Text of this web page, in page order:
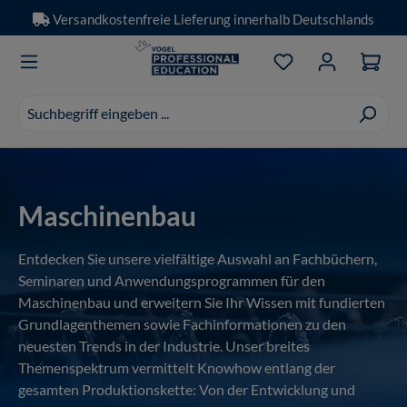
Zum Hauptinhalt springen
Versandkostenfreie Lieferung innerhalb Deutschlands
erscheinen
während
Du hast 0
Maschinenbau
Entdecken Sie unsere vielfältige Auswahl an Fachbüchern,
Seminaren und Anwendungsprogrammen für den
Maschinenbau und erweitern Sie Ihr Wissen mit fundierten
Grundlagenthemen sowie Fachinformationen zu den
neuesten Trends in der Industrie. Unser breites
Themenspektrum vermittelt Knowhow entlang der
gesamten Produktionskette: Von der Entwicklung und